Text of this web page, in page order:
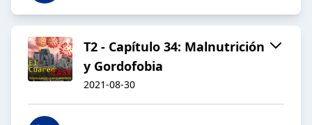
T2 - Capítulo 34: Malnutrición
y Gordofobia
2021-08-30